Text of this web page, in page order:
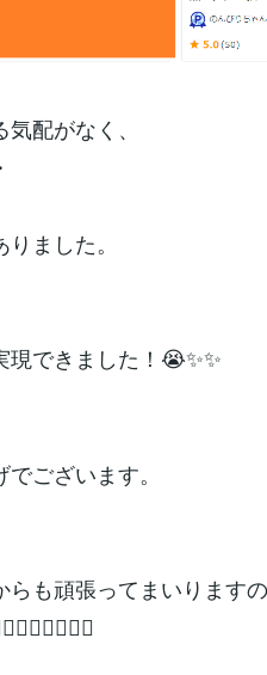
配がなく、
ました。
現できました！😭✨✨
ございます。
も頑張ってまいります